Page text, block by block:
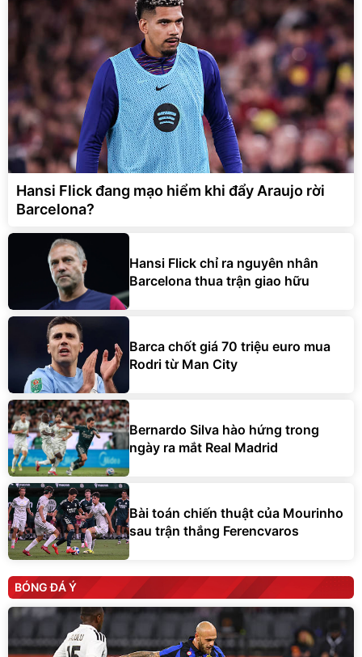
Hansi Flick đang mạo hiểm khi đẩy Araujo rời
Barcelona?
Hansi Flick chỉ ra nguyên nhân
Barcelona thua trận giao hữu
Barca chốt giá 70 triệu euro mua
Rodri từ Man City
Bernardo Silva hào hứng trong
ngày ra mắt Real Madrid
Bài toán chiến thuật của Mourinho
sau trận thắng Ferencvaros
BÓNG ĐÁ Ý